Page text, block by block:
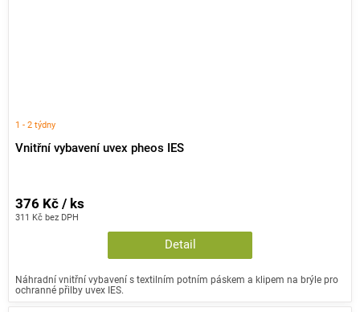
Vnitřní vybavení uvex pheos IES
1 - 2 týdny
311 Kč bez DPH
376 Kč / ks
Detail
Náhradní vnitřní vybavení s textilním potním páskem a klipem na brýle pro
ochranné přilby uvex IES.